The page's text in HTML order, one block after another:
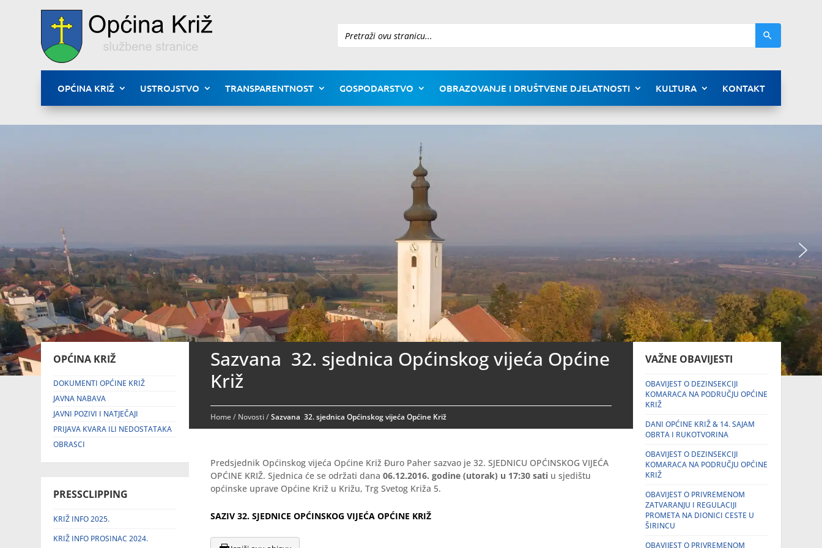
Pretraži
OPĆINA KRIŽ USTROJSTVO TRANSPARENTNOST GOSPODARSTVO OBRAZOVANJE I DRUŠTVENE DJELATNOSTI KULTURA KONTAKT
OPĆINA KRIŽ
DOKUMENTI OPĆINE KRIŽ
JAVNA NABAVA
JAVNI POZIVI I NATJEČAJI
PRIJAVA KVARA ILI NEDOSTATAKA
OBRASCI
PRESSCLIPPING
KRIŽ INFO 2025.
KRIŽ INFO PROSINAC 2024.
Sazvana 32. sjednica Općinskog vijeća Općine
Križ
Home/ Novosti/Sazvana 32. sjednica Općinskog vijeća Općine Križ
Predsjednik Općinskog vijeća Općine Križ Đuro Paher sazvao je 32. SJEDNICU OPĆINSKOG VIJEĆA
OPĆINE KRIŽ. Sjednica će se održati dana06.12.2016. godine (utorak) u 17:30 sati u sjedištu
općinske uprave Općine Križ u Križu, Trg Svetog Križa 5.
SAZIV 32. SJEDNICE OPĆINSKOG VIJEĆA OPĆINE KRIŽ
VAŽNE OBAVIJESTI
OBAVIJEST O DEZINSEKCIJI
KOMARACA NA PODRUČJU OPĆINE
KRIŽ
DANI OPĆINE KRIŽ & 14. SAJAM
OBRTA I RUKOTVORINA
OBAVIJEST O DEZINSEKCIJI
KOMARACA NA PODRUČJU OPĆINE
KRIŽ
OBAVIJEST O PRIVREMENOM
ZATVARANJU I REGULACIJI
PROMETA NA DIONICI CESTE U
ŠIRINCU
OBAVIJEST O PRIVREMENOM